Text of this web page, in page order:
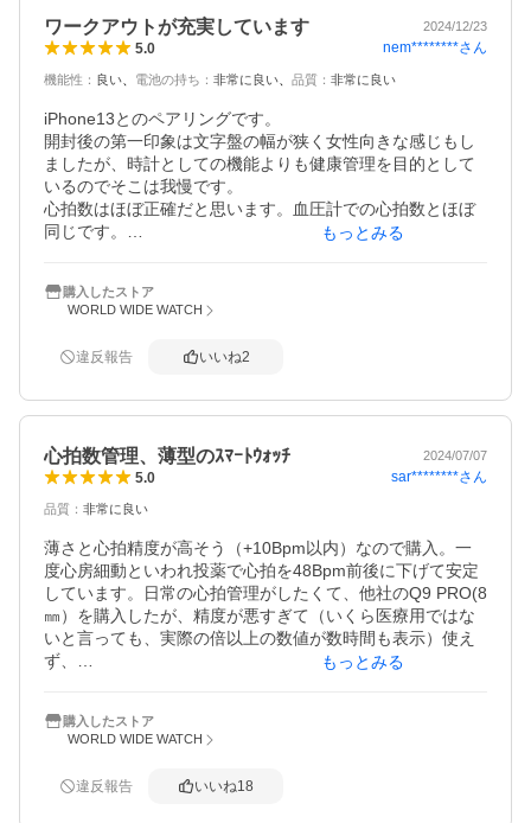
ワークアウトが充実しています 2024/12/23
5.0 nem********さん
機能性 ： 良い 電池の持ち ： 非常に良い 品質 ： 非常に良い
iPhone13とのペアリングです。
開封後の第一印象は文字盤の幅が狭く女性向きな感じもし
ましたが、時計としての機能よりも健康管理を目的として
いるのでそこは我慢です。
心拍数はほぼ正確だと思います。血圧計での心拍数とほぼ
同じです。
事が時々ありますが、壁の蹴り出しを強くすると正確に計
測されるようなので現在試行錯誤中です。泳いだ種目と距
です。
固定ローラーでクロスバイクにも使用していますが心拍数
てみるのがとても楽しみです。
他のスマートウォッチは使用した事がありませんがこの機
種を選んで満足しています。電池の減りも遅く、週一位の
ただ、画面が小さいので老眼には少し見づらいです。
もっとみる
購入したストア
WORLD WIDE WATCH
違反報告 いいね2
心拍数管理、薄型のｽﾏｰﾄｳｫｯﾁ 2024/07/07
5.0 sar********さん
品質 ： 非常に良い
薄さと心拍精度が高そう（+10Bpm以内）なので購入。一
度心房細動といわれ投薬で心拍を48Bpm前後に下げて安定
しています。日常の心拍管理がしたくて、他社のQ9 PRO(8
㎜）を購入したが、精度が悪すぎて（いくら医療用ではな
いと言っても、実際の倍以上の数値が数時間も表示）使え
ず、
鱈面倒、難しい。小さいので文字も小さい(年寄りには虫眼
鏡が欲しいくらい文字が小さい）全体にｵｼｬﾚでﾊﾞﾝﾄﾞの止め
をしたい方にはお勧めです。睡眠記録の為、付けたまま就
もっとみる
購入したストア
WORLD WIDE WATCH
違反報告 いいね18